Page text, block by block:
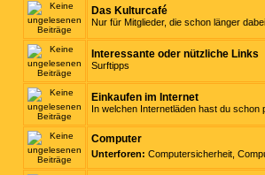
Das Kulturcafé
Nur für Mitglieder, die schon länger
Interessante oder nützliche Links
Surftipps
Einkaufen im Internet
In welchen Internetläden hast du schon
Computer
Unterforen: Computersicherheit